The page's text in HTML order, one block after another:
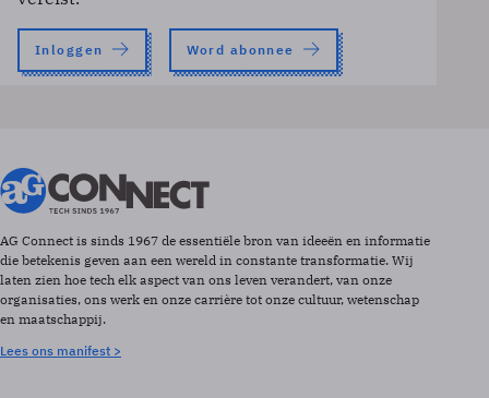
Inloggen Word abonnee
AG Connect is sinds 1967 de essentiële bron van ideeën en informatie
die betekenis geven aan een wereld in constante transformatie. Wij
laten zien hoe tech elk aspect van ons leven verandert, van onze
organisaties, ons werk en onze carrière tot onze cultuur, wetenschap
en maatschappij.
Lees ons manifest >